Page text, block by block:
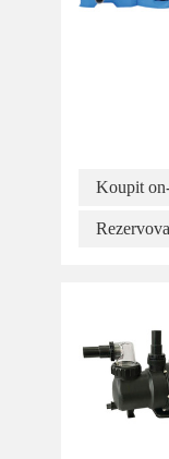
Koupit